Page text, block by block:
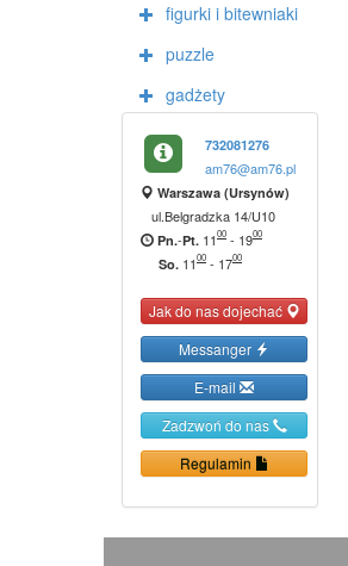
figurki i bitewniaki
puzzle
gadżety
732081276
am76@am76.pl
Warszawa (Ursynów)
ul.Belgradzka 14/U10
Pn.-Pt. 1100 - 1900
So. 1100 - 1700
Jak do nas dojechać
Messanger
E-mail
Zadzwoń do nas
Regulamin